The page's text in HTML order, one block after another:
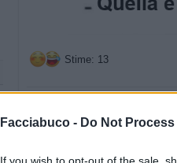
Facciabuco - Do Not
Stime: 13